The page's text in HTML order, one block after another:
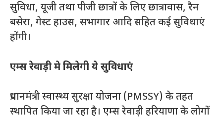
सुविधा, यूजी तथा पीजी छात्रों के लिए छात्रावास, रैन
बसेरा, गेस्ट हाउस, सभागार आदि सहित कई सुविधाएं
होंगी।
एम्स रेवाड़ीमेमिलेगीयेसुविधाएं
प्रधानमंत्री स्वास्थ्य सुरक्षा योजना (PMSSY) के तहत
स्थापित किया जा रहा है। एम्स रेवाड़ी हरियाणा के लोगों